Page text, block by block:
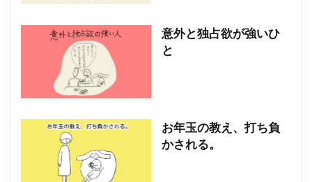
意外と独占欲が強いひ
と
お年玉の教え、打ち負
かされる。